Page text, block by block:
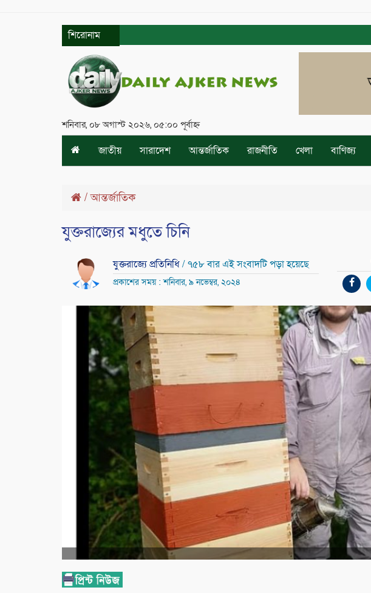
শিরোনাম
শনিবার, ০৮ অগাস্ট ২০২৬, ০৫:০০ পূর্বাহ্ন
জাতীয় সারাদেশ আন্তর্জাতিক রাজনীতি খেলা বাণিজ্য
/আন্তর্জাতিক
যুক্তরাজ্যের মধুতে চিনি
যুক্তরাজ্যে প্রতিনিধি/ ৭৫৮ বার এই সংবাদটি পড়া হয়েছে
প্রকাশের সময় : শনিবার, ৯ নভেম্বর, ২০২৪